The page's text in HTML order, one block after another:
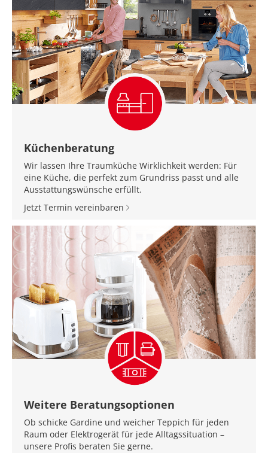
Küchenberatung
Wir lassen Ihre Traumküche Wirklichkeit werden: Für
eine Küche, die perfekt zum Grundriss passt und alle
Ausstattungswünsche erfüllt.
Jetzt Termin vereinbaren
Weitere Beratungsoptionen
Ob schicke Gardine und weicher Teppich für jeden
Raum oder Elektrogerät für jede Alltagssituation –
unsere Profis beraten Sie gerne.